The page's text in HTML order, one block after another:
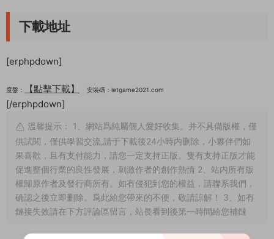
下載地址
[erphpdown]
度盤： 【點擊下載】 安裝碼：letgame2021.com
[/erphpdown]
溫馨提示： 1、網站爲純屬個人愛好收集。并不具備版權，僅
供試閱，僅供學習交流,請于下載後24小時内删除，小夥伴們如
果喜歡，且有支付能力，請您一定支持正版。隻有支持正版才能
促進整個行業的良性發展，刺激作者的創作熱情 2、站内所有版
權歸原作者及發行商所有。如有侵犯到您的權益，請聯系我們，
确認之後立即删除。爲此給您帶來的不便，敬請諒解！ 3、如有
鏈接失效請在下方評論區留言，站長看到後第一時間給您補鏈